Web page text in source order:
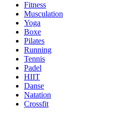
Fitness
Musculation
Yoga
Boxe
Pilates
Running
Tennis
Padel
HIIT
Danse
Natation
Crossfit